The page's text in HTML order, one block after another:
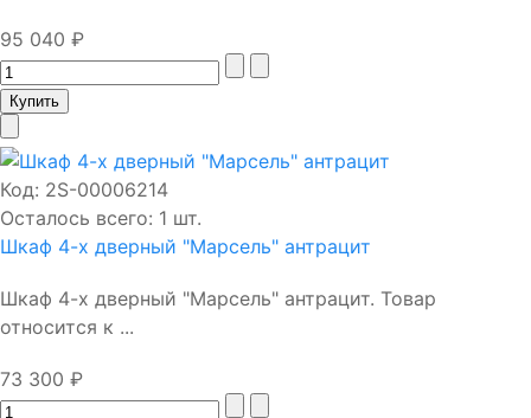
95 040 ₽
Код: 2S-00006214
Осталось всего: 1 шт.
Шкаф 4-х дверный "Марсель" антрацит
Шкаф 4-х дверный "Марсель" антрацит. Товар
относится к ...
73 300 ₽